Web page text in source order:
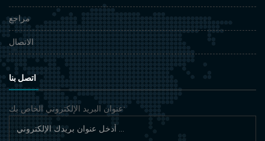
مراجع
الاتصال
اتصل بنا
عنوان البريد الإلكتروني الخاص بك*